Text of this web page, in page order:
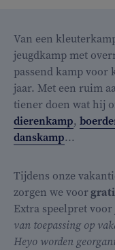
Van een
jeugdkamp met
passend kamp voor
jaar. Met een ruim
tiener doen wat hij
dierenkamp,
danskamp...
Tijdens onze
zorgen we voor
Extra speelpret
van toepassing op
Heyo worden